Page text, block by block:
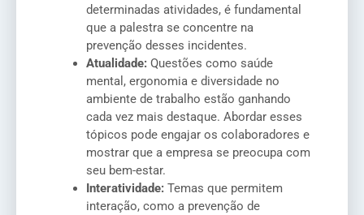
determinadas atividades, é fundamental
que a palestra se concentre na
prevenção desses incidentes.
Atualidade: Questões como saúde
mental, ergonomia e diversidade no
ambiente de trabalho estão ganhando
cada vez mais destaque. Abordar esses
tópicos pode engajar os colaboradores e
mostrar que a empresa se preocupa com
seu bem-estar.
Interatividade: Temas que permitem
interação, como a prevenção de